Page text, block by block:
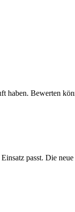
haben. Bewerten
passt. Die